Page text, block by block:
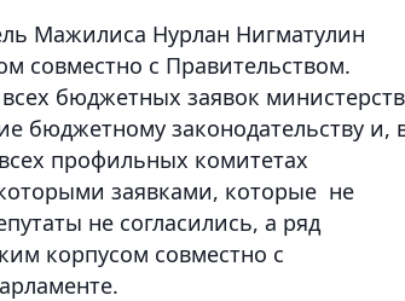
Мажилиса Нурлан Нигматулин
совместно с Правительством.
бюджетных заявок
бюджетному законодательству и,
профильных комитетах
заявками, которые не
не согласились, а ряд
корпусом совместно с